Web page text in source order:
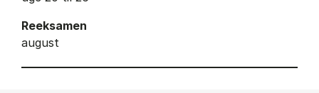
Reeksamen
august